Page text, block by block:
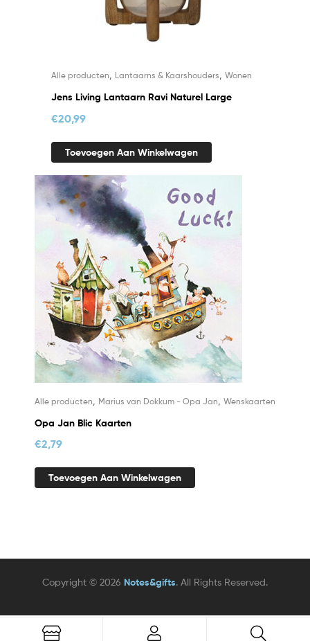
Alle producten, Lantaarns & Kaarshouders, Wonen
Jens Living Lantaarn Ravi Naturel Large
€20,99
Toevoegen Aan Winkelwagen
Alle producten Marius van Dokkum - Opa Jan Wenskaarten
Opa Jan Blic Kaarten
€2,79
Toevoegen Aan Winkelwagen
Copyright © 2026 Notes&gifts. All Rights Reserved.